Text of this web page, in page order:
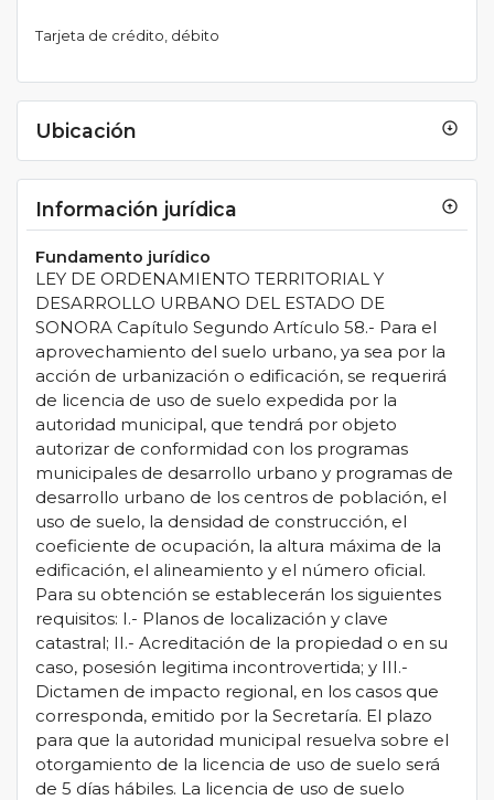
Tarjeta de crédito, débito
Ubicación arrow_circle_down
Información jurídica arrow_circle_up
Fundamento jurídico
LEY DE ORDENAMIENTO TERRITORIAL Y
DESARROLLO URBANO DEL ESTADO DE
SONORA Capítulo Segundo Artículo 58.- Para el
aprovechamiento del suelo urbano, ya sea por la
acción de urbanización o edificación, se requerirá
de licencia de uso de suelo expedida por la
autoridad municipal, que tendrá por objeto
autorizar de conformidad con los programas
municipales de desarrollo urbano y programas de
desarrollo urbano de los centros de población, el
uso de suelo, la densidad de construcción, el
coeficiente de ocupación, la altura máxima de la
edificación, el alineamiento y el número oficial.
Para su obtención se establecerán los siguientes
requisitos: I.- Planos de localización y clave
catastral; II.- Acreditación de la propiedad o en su
caso, posesión legitima incontrovertida; y III.-
Dictamen de impacto regional, en los casos que
corresponda, emitido por la Secretaría. El plazo
para que la autoridad municipal resuelva sobre el
otorgamiento de la licencia de uso de suelo será
de 5 días hábiles. La licencia de uso de suelo